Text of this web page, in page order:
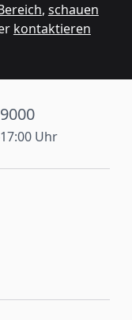
, schauen
kontaktieren
Uhr